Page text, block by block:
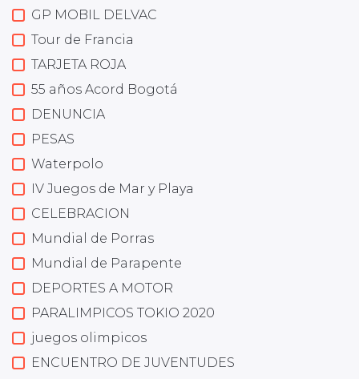
GP MOBIL DELVAC
Tour de Francia
TARJETA ROJA
55 años Acord Bogotá
DENUNCIA
PESAS
Waterpolo
IV Juegos de Mar y Playa
CELEBRACION
Mundial de Porras
Mundial de Parapente
DEPORTES A MOTOR
PARALIMPICOS TOKIO 2020
juegos olimpicos
ENCUENTRO DE JUVENTUDES